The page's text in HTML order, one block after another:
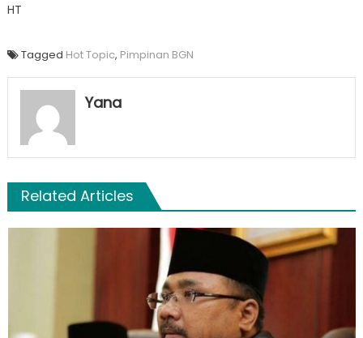
HT
Tagged Hot Topic, Pimpinan BGN
Yana
Related Articles